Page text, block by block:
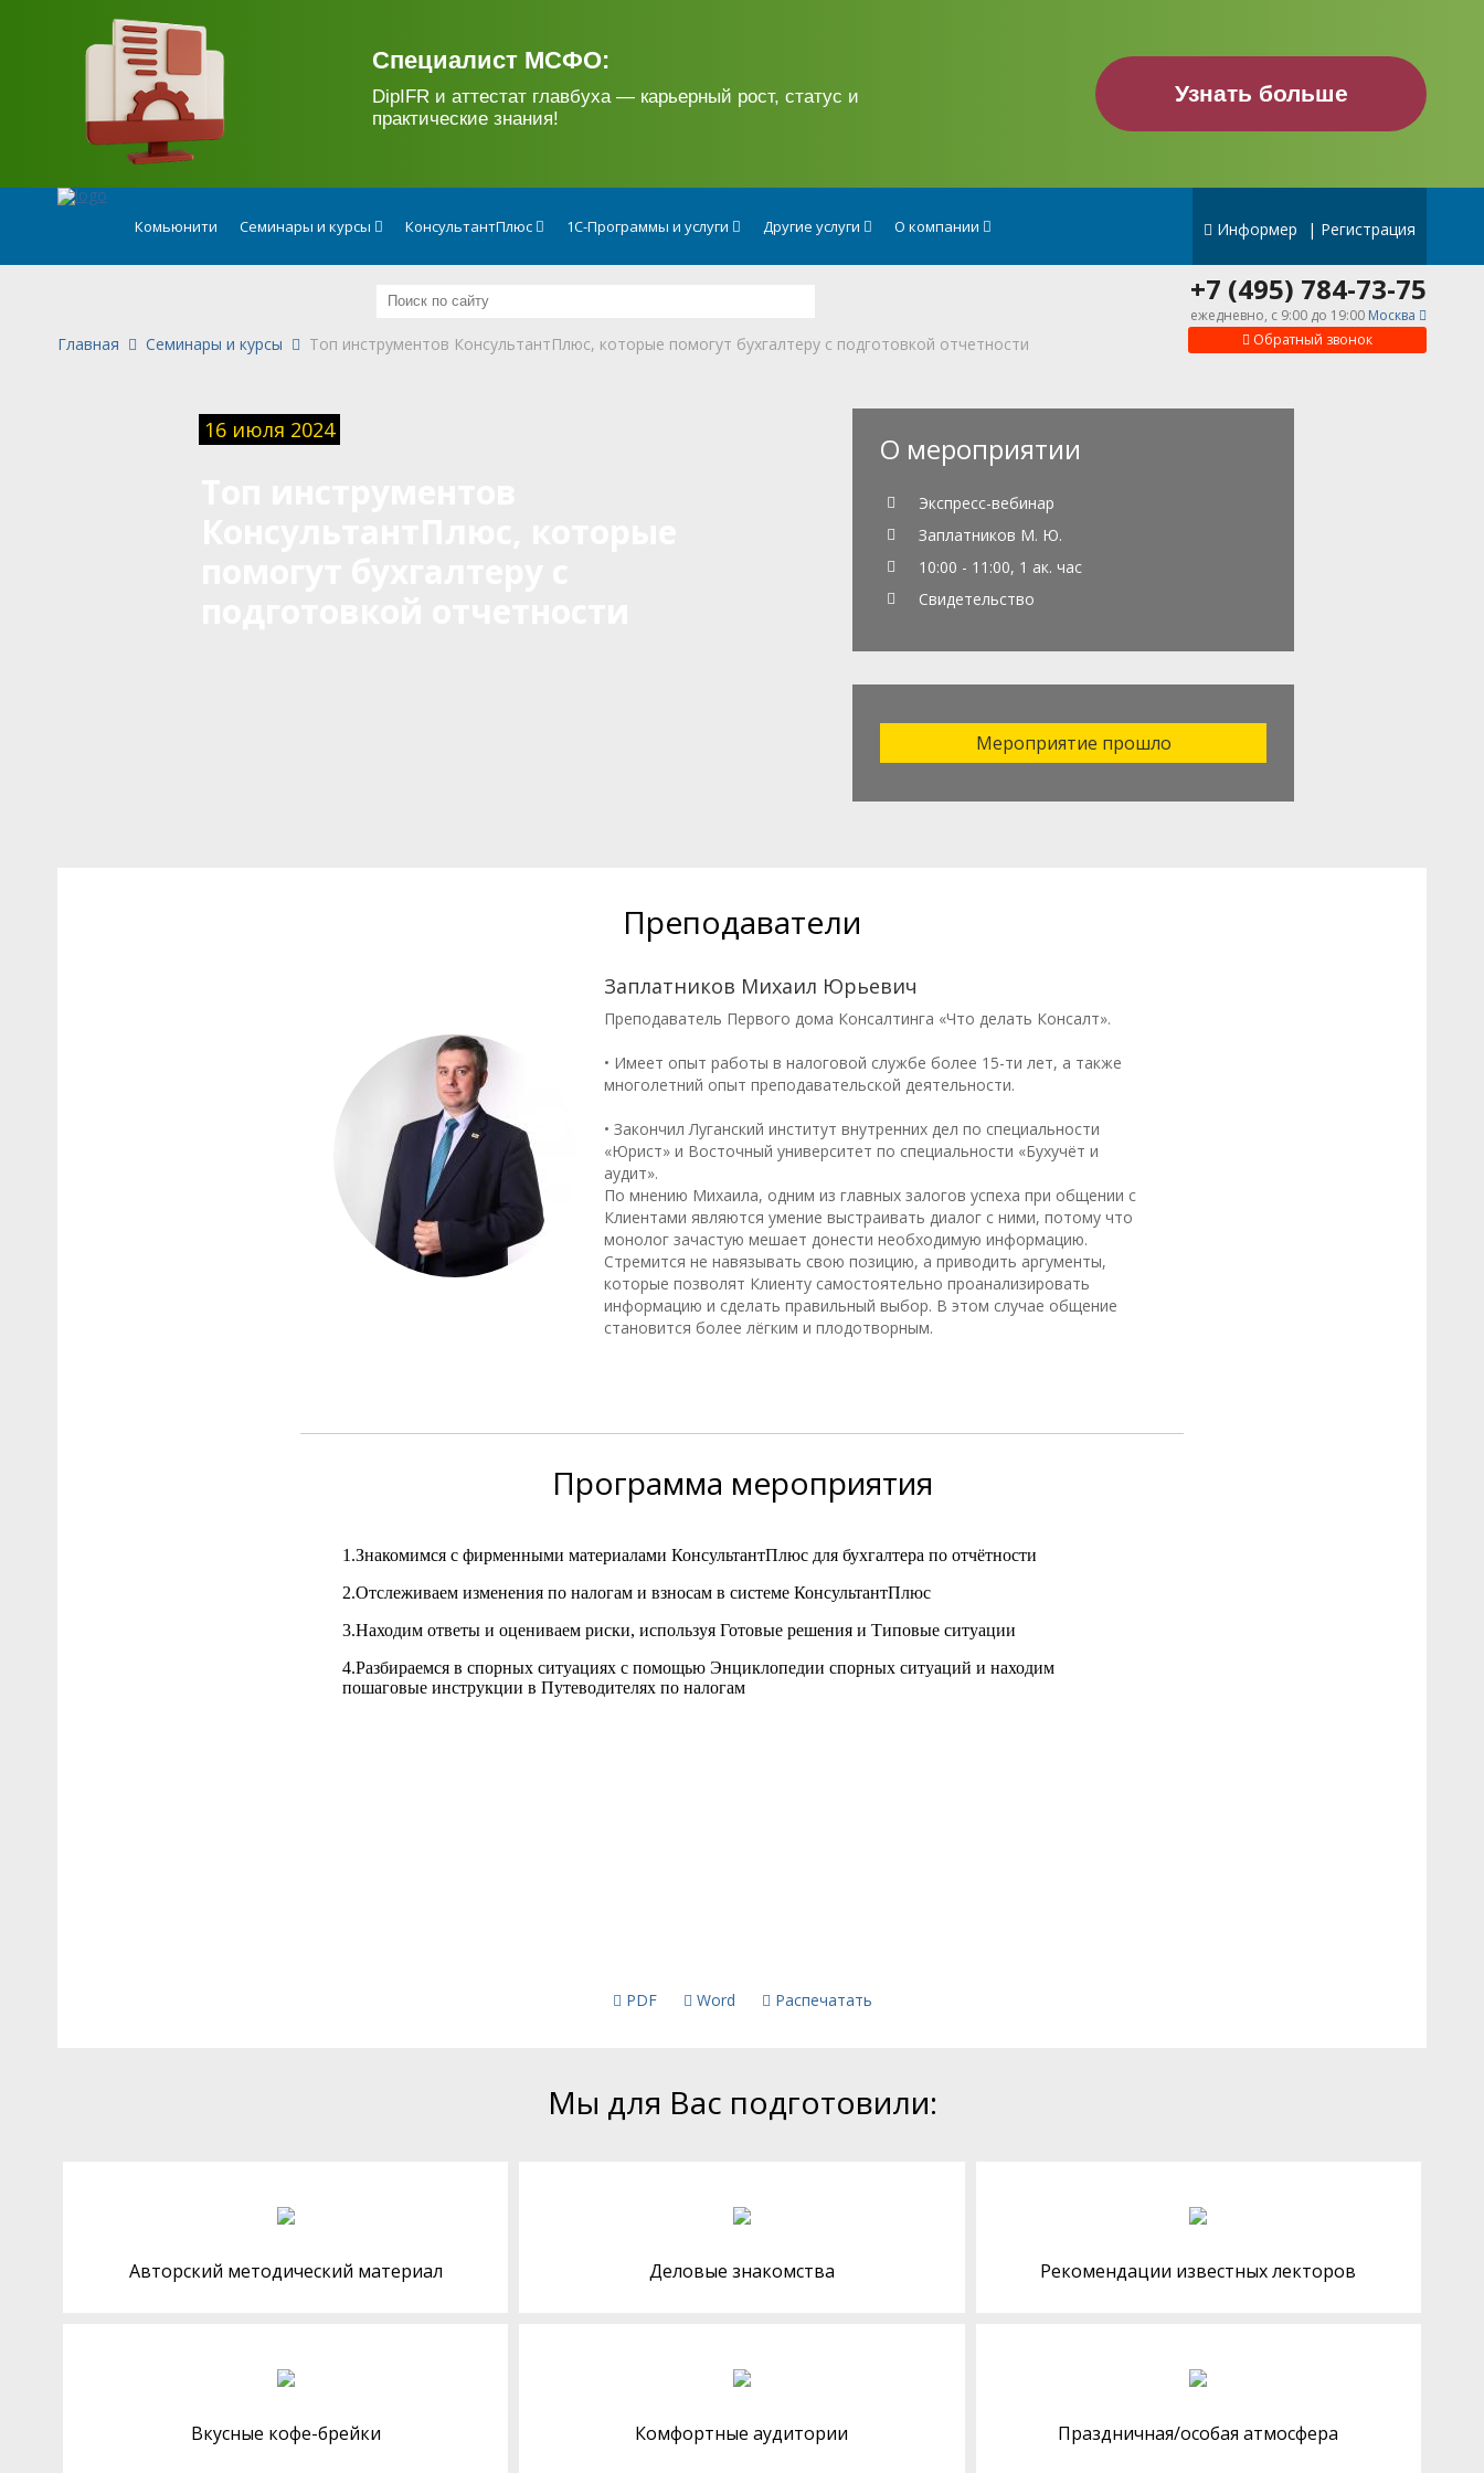
Специалист МСФО:
DipIFR и аттестат главбуха — карьерный рост, статус и
практические знания!
Узнать больше
Комьюнити Семинары и курсы КонсультантПлюс 1С-Программы и услуги Другие услуги О компании Информер | Регистрация
Обратный звонок
+7 (495) 784-73-75
ежедневно, c 9:00 до 19:00 Москва
Главная Семинары и курсы Топ инструментов КонсультантПлюс, которые помогут бухгалтеру с подготовкой отчетности
16 июля 2024
О мероприятии
Экспресс-вебинар
Заплатников М. Ю.
10:00 - 11:00, 1 ак. час
Свидетельство
Мероприятие прошло
Преподаватели
Заплатников Михаил Юрьевич
Преподаватель Первого дома Консалтинга «Что делать Консалт».
• Имеет опыт работы в налоговой службе более 15-ти лет, а также
многолетний опыт преподавательской деятельности.
• Закончил Луганский институт внутренних дел по специальности
«Юрист» и Восточный университет по специальности «Бухучёт и
аудит».
По мнению Михаила, одним из главных залогов успеха при общении с
Клиентами являются умение выстраивать диалог с ними, потому что
монолог зачастую мешает донести необходимую информацию.
Стремится не навязывать свою позицию, а приводить аргументы,
которые позволят Клиенту самостоятельно проанализировать
информацию и сделать правильный выбор. В этом случае общение
становится более лёгким и плодотворным.
Программа мероприятия
PDF Word Распечатать
Мы для Вас подготовили:
Авторский методический материал Деловые знакомства Рекомендации известных лекторов
Вкусные кофе-брейки Комфортные аудитории Праздничная/особая атмосфера